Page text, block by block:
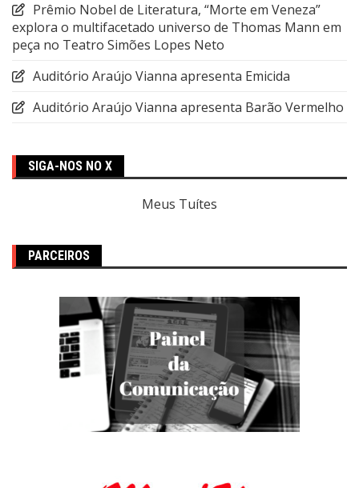
Prêmio Nobel de Literatura, “Morte em Veneza”
explora o multifacetado universo de Thomas Mann em
peça no Teatro Simões Lopes Neto
Auditório Araújo Vianna apresenta Emicida
Auditório Araújo Vianna apresenta Barão Vermelho
SIGA-NOS NO X
Meus Tuítes
PARCEIROS